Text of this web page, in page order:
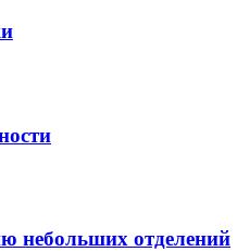
небольших отделений